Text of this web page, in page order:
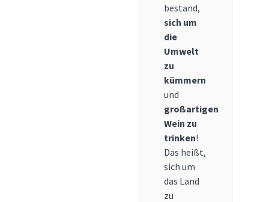
bestand,
sich um
die
Umwelt
zu
kümmern
und
großartigen
Wein zu
trinken!
Das heißt,
sich um
das Land
zu